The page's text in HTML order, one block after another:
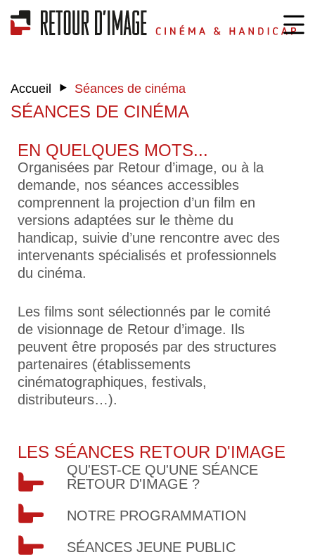
Accueil ‣ Séances de cinéma
SÉANCES DE CINÉMA
EN QUELQUES MOTS...
Organisées par Retour d’image, ou à la
demande, nos séances accessibles
comprennent la projection d’un film en
versions adaptées sur le thème du
handicap, suivie d’une rencontre avec des
intervenants spécialisés et professionnels
du cinéma.
Les films sont sélectionnés par le comité
de visionnage de Retour d’image. Ils
peuvent être proposés par des structures
partenaires (établissements
cinématographiques, festivals,
distributeurs…).
LES SÉANCES RETOUR D'IMAGE
QU'EST-CE QU'UNE SÉANCE
RETOUR D'IMAGE ?
NOTRE PROGRAMMATION
SÉANCES JEUNE PUBLIC